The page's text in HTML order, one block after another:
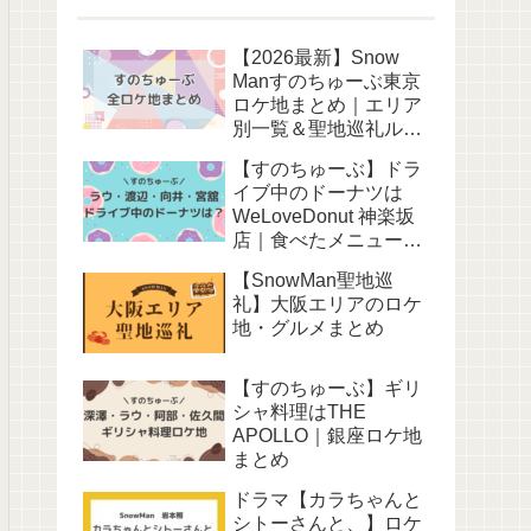
【2026最新】Snow
Manすのちゅーぶ東京
ロケ地まとめ｜エリア
別一覧＆聖地巡礼ルー
【すのちゅーぶ】ドラ
イブ中のドーナツは
WeLoveDonut 神楽坂
店｜食べたメニューも
【SnowMan聖地巡
礼】大阪エリアのロケ
地・グルメまとめ
【すのちゅーぶ】ギリ
シャ料理はTHE
APOLLO｜銀座ロケ地
まとめ
ドラマ【カラちゃんと
シトーさんと、】ロケ